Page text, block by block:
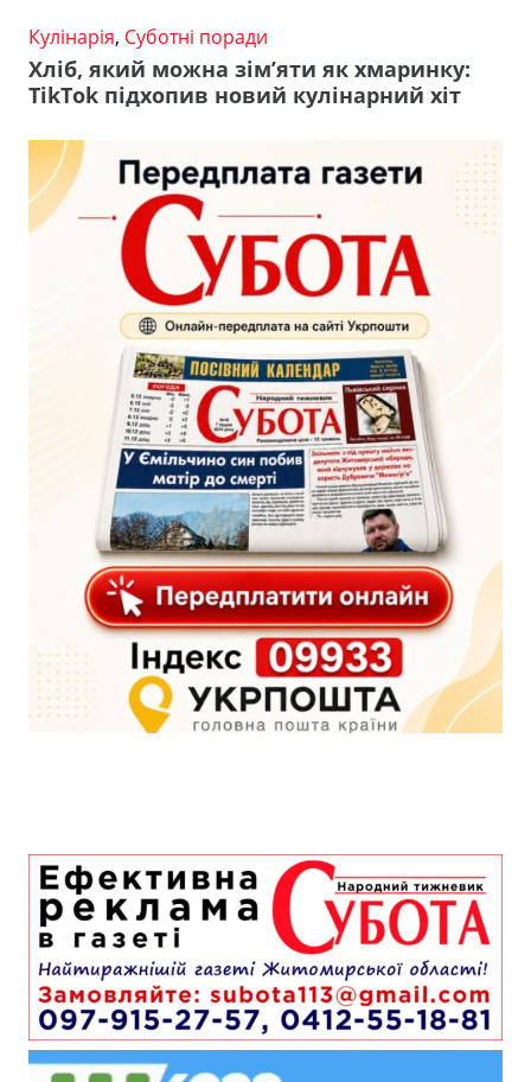
Кулінарія, Суботні поради
Хліб, який можна зім’яти як хмаринку:
TikTok підхопив новий кулінарний хіт